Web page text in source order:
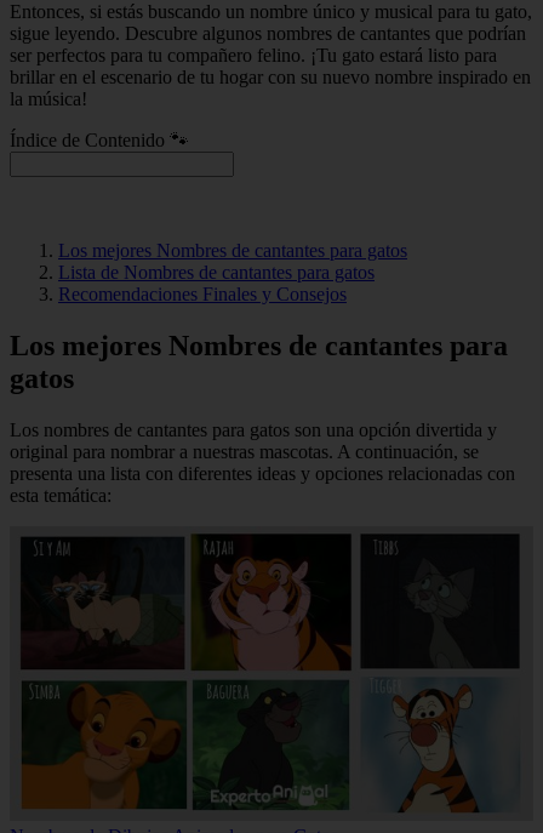
Entonces, si estás buscando un nombre único y musical para tu gato,
sigue leyendo. Descubre algunos nombres de cantantes que podrían
ser perfectos para tu compañero felino. ¡Tu gato estará listo para
brillar en el escenario de tu hogar con su nuevo nombre inspirado en
la música!
Índice de Contenido 🐾
Los mejores Nombres de cantantes para gatos
Lista de Nombres de cantantes para gatos
Recomendaciones Finales y Consejos
Los mejores Nombres de cantantes para
gatos
Los nombres de cantantes para gatos son una opción divertida y
original para nombrar a nuestras mascotas. A continuación, se
presenta una lista con diferentes ideas y opciones relacionadas con
esta temática: